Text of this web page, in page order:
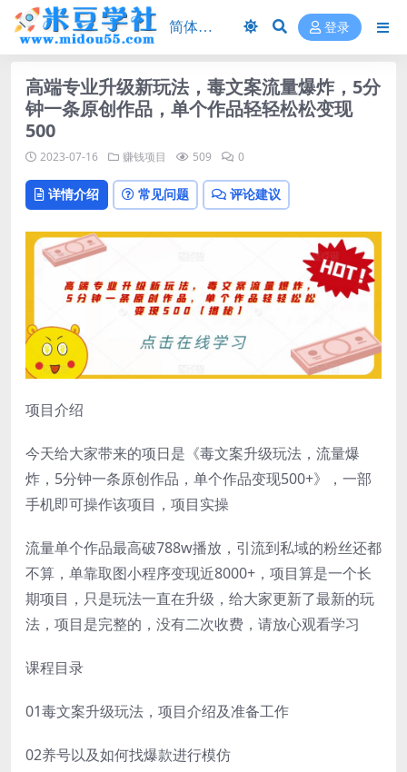
登录
高端专业升级新玩法，毒文案流量爆炸，5分
钟一条原创作品，单个作品轻轻松松变现
500
2023-07-16 赚钱项目 509 0
详情介绍 常见问题 评论建议
项目介绍
今天给大家带来的项日是《毒文案升级玩法，流量爆
炸，5分钟一条原创作品，单个作品变现500+》，一部
手机即可操作该项目，项目实操
流量单个作品最高破788w播放，引流到私域的粉丝还都
不算，单靠取图小程序变现近8000+，项目算是一个长
期项目，只是玩法一直在升级，给大家更新了最新的玩
法，项目是完整的，没有二次收费，请放心观看学习
课程目录
01毒文案升级玩法，项目介绍及准备工作
02养号以及如何找爆款进行模仿